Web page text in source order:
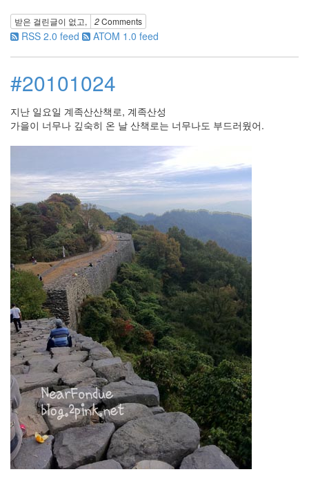
받은 걸린글이 없고, 2Comments
RSS 2.0 feed ATOM 1.0 feed
#20101024
지난 일요일 계족산산책로, 계족산성
가을이 너무나 깊숙히 온 날 산책로는 너무나도 부드러웠어.
월
3
2010
년
월
2010
년
2010
년
10
월
3
2010
년
11
월
5
2010
년
12
월
10
2011
년
48
2011
년
1
월